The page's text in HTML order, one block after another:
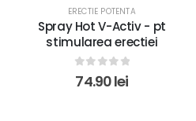
ERECTIE POTENTA
Spray Hot V-Activ - pt
stimularea erectiei
0out of 5
74.90lei